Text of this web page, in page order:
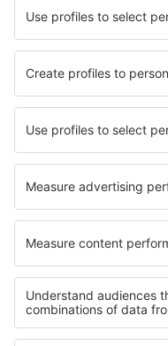
Hotely in Aberporth
Hotely in Lerum
Hotely v Bítově
Hotely in Campitello di
Nejlepší hotely - regiony
Hotely in Wachau Valley
Hotely v Bad Mittendorf
Hotely v Bad Aussee